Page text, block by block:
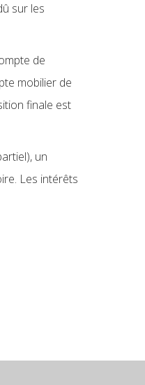
sur les
de
mobilier de
finale est
un
Les intérêts